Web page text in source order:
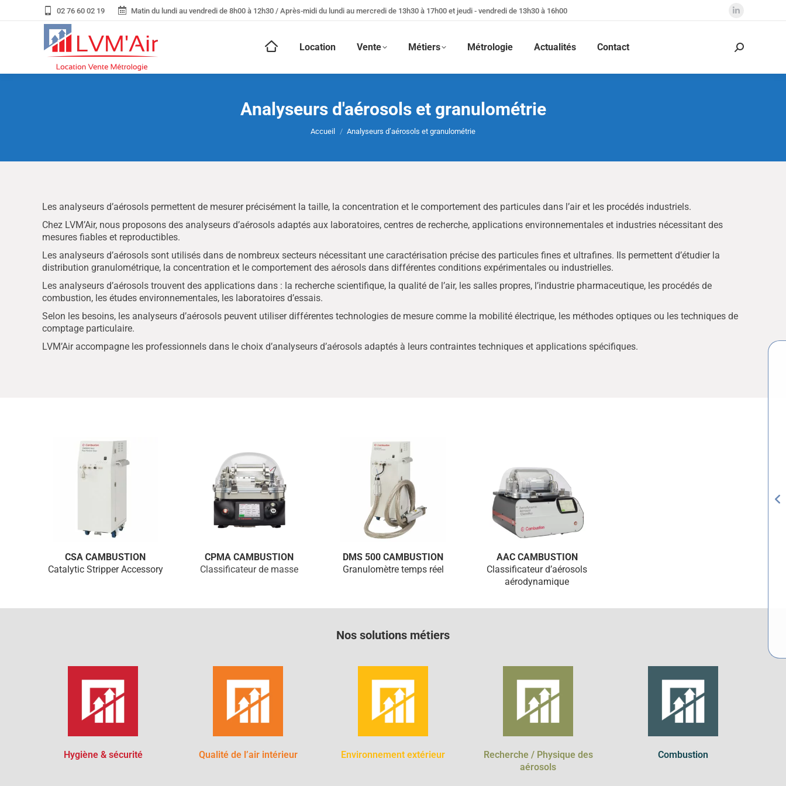
02 76 60 02 19 Matin du lundi au vendredi de 8h00 à 12h30 / Après-midi du lundi au mercredi de 13h30 à 17h00 et jeudi - vendredi de 13h30 à 16h00
La
LinkedIn
Location Vente Métiers Métrologie Actualités Contact
Recherche
Analyseurs d'aérosols et granulométrie
Vous êtes ici :
Accueil Analyseurs d’aérosols et granulométrie
Les analyseurs d’aérosols permettent de mesurer précisément la taille, la concentration et le comportement des particules dans l’air et les procédés industriels.
Chez LVM’Air, nous proposons des analyseurs d’aérosols adaptés aux laboratoires, centres de recherche, applications environnementales et industries nécessitant des
mesures fiables et reproductibles.
Les analyseurs d’aérosols sont utilisés dans de nombreux secteurs nécessitant une caractérisation précise des particules fines et ultrafines. Ils permettent d’étudier la
distribution granulométrique, la concentration et le comportement des aérosols dans différentes conditions expérimentales ou industrielles.
Les analyseurs d’aérosols trouvent des applications dans : la recherche scientifique, la qualité de l’air, les salles propres, l’industrie pharmaceutique, les procédés de
combustion, les études environnementales, les laboratoires d’essais.
Selon les besoins, les analyseurs d’aérosols peuvent utiliser différentes technologies de mesure comme la mobilité électrique, les méthodes optiques ou les techniques de
comptage particulaire.
LVM’Air accompagne les professionnels dans le choix d’analyseurs d’aérosols adaptés à leurs contraintes techniques et applications spécifiques.
CSA CAMBUSTION
Catalytic Stripper Accessory
CPMA CAMBUSTION
Classificateur de masse
DMS 500 CAMBUSTION
Granulomètre temps réel
AAC CAMBUSTION
Classificateur d’aérosols
aérodynamique
Nos solutions métiers
Hygiène & sécurité Qualité de l’air intérieur Environnement extérieur
Recherche / Physique des
aérosols
Combustion